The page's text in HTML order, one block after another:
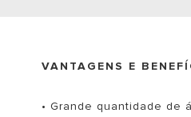
VANTAGENS E
• Grande quantidade de